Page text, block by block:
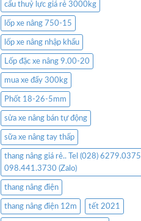
cẩu thuỷ lực giá rẻ 3000kg
lốp xe nâng 750-15
lốp xe nâng nhập khẩu
Lốp đặc xe nâng 9.00-20
mua xe đẩy 300kg
Phốt 18-26-5mm
sửa xe nâng bán tự động
sữa xe nâng tay thấp
thang nâng giá rẻ.. Tel (028) 6279.0375
098.441.3730 (Zalo)
thang nâng điện
thang nâng điện 12m tết 2021